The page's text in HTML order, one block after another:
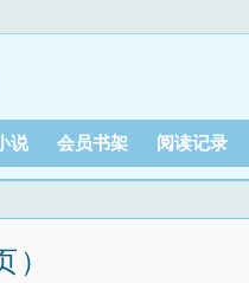
说 会员书架 阅读记录
）